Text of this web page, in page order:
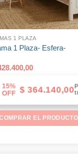
1 PLAZA
1 Plaza- Esfera-
15%
OFF
$364.140,00
EL PRODUCTO